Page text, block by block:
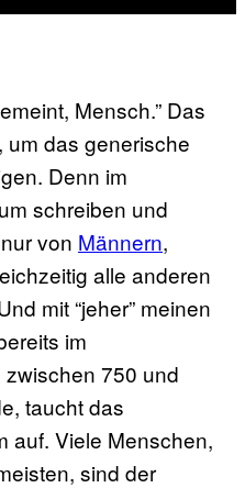
Mensch.” Das
um das generische
Denn im
schreiben und
von Männern,
alle anderen
mit “jeher” meinen
im
750 und
taucht das
auf. Viele Menschen,
sind der